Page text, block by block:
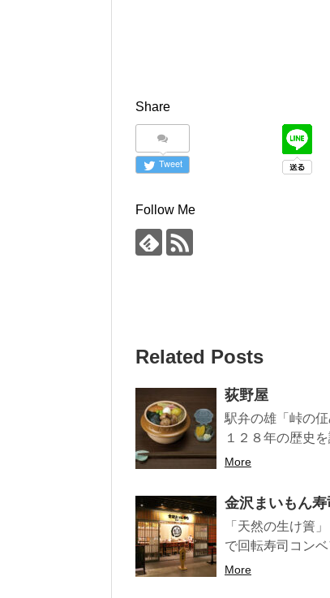
Share
Tweet
Follow Me
Related Posts
荻野屋
駅弁の雄「峠の
１２８年の歴史
More
金沢まいもん
「天然の生け簀
で回転寿司コン
More